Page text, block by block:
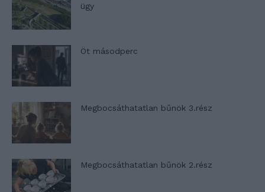
ügy
Öt másodperc
Megbocsáthatatlan bűnök 3.rész
Megbocsáthatatlan bűnök 2.rész